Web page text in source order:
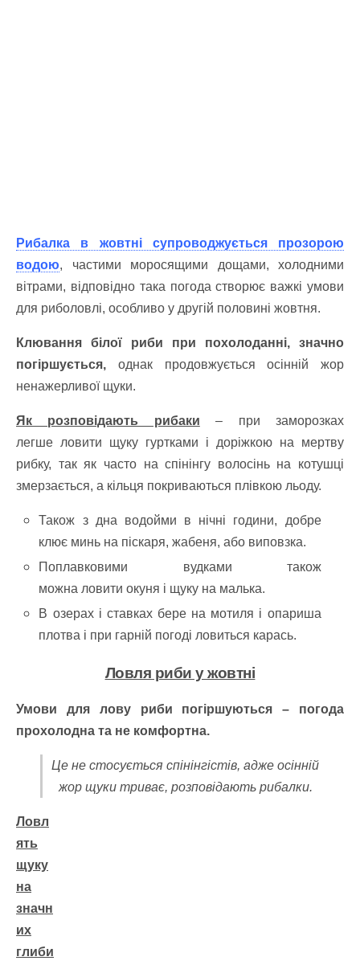
Рибалка в жовтні супроводжується прозорою
водою, частими моросящими дощами, холодними
вітрами, відповідно така погода створює важкі умови
для риболовлі, особливо у другій половині жовтня.
Клювання білої риби при похолоданні, значно
погіршується, однак продовжується осінній жор
ненажерливої щуки.
Як розповідають рибаки – при заморозках
легше ловити щуку гуртками і доріжкою на мертву
рибку, так як часто на спінінгу волосінь на котушці
змерзається, а кільця покриваються плівкою льоду.
Також з дна водойми в нічні години, добре
клює минь на піскаря, жабеня, або виповзка.
Поплавковими вудками також
можна ловити окуня і щуку на малька.
В озерах і ставках бере на мотиля і опариша
плотва і при гарній погоді ловиться карась.
Ловля риби у жовтні
Умови для лову риби погіршуються – погода
прохолодна та не комфортна.
Це не стосується спінінгістів, адже осінній
жор щуки триває, розповідають рибалки.
Ловл
ять
щуку
на
значн
их
глиби